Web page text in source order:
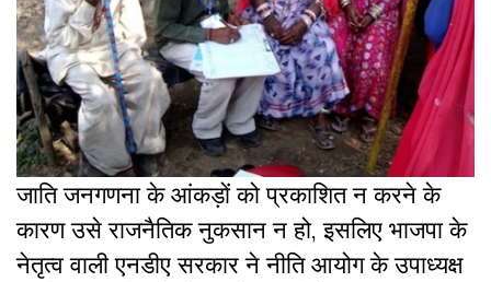
जाति जनगणना के आंकड़ों को प्रकाशित न करने के
कारण उसे राजनैतिक नुकसान न हो, इसलिए भाजपा के
नेतृत्व वाली एनडीए सरकार ने नीति आयोग के उपाध्यक्ष